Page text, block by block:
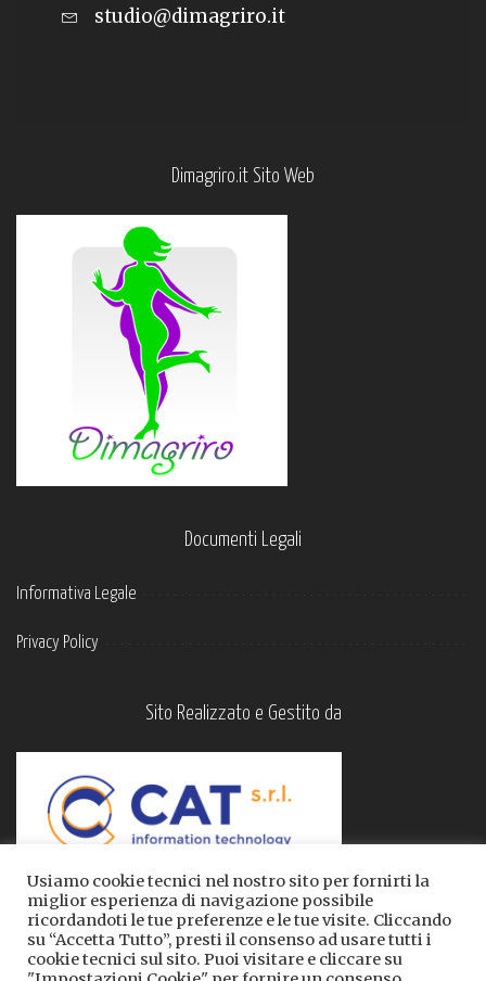
studio@dimagriro.it
Dimagriro.it Sito Web
Documenti Legali
Informativa Legale
Privacy Policy
Sito Realizzato e Gestito da
Usiamo cookie tecnici nel nostro sito per fornirti la
miglior esperienza di navigazione possibile
ricordandoti le tue preferenze e le tue visite. Cliccando
su “Accetta Tutto”, presti il consenso ad usare tutti i
cookie tecnici sul sito. Puoi visitare e cliccare su